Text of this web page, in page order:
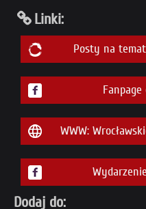
Linki:
Posty na
WWW:
Dodaj do: